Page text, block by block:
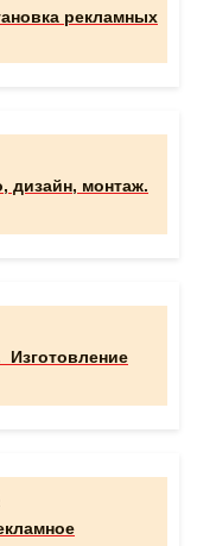
рекламных
дизайн, монтаж.
Изготовление